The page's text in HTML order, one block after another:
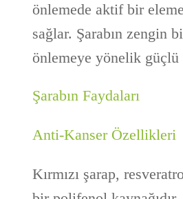
önlemede aktif bir
sağlar. Şarabın zengin
önlemeye yönelik güçlü
Şarabın Faydaları
Anti-Kanser Özellikleri
Kırmızı şarap,